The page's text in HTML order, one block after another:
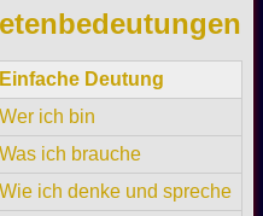
Einfache Deutung
Wer ich bin
Was ich brauche
Wie ich denke und spreche